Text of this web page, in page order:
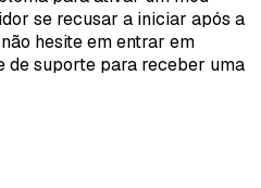
se recusar a iniciar após a
hesite em entrar em
de suporte para receber uma